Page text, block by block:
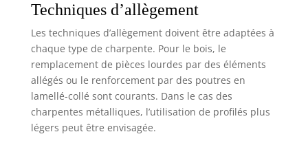
Techniques d’allègement
Les techniques d’allègement doivent être adaptées à
chaque type de charpente. Pour le bois, le
remplacement de pièces lourdes par des éléments
allégés ou le renforcement par des poutres en
lamellé-collé sont courants. Dans le cas des
charpentes métalliques, l’utilisation de profilés plus
légers peut être envisagée.